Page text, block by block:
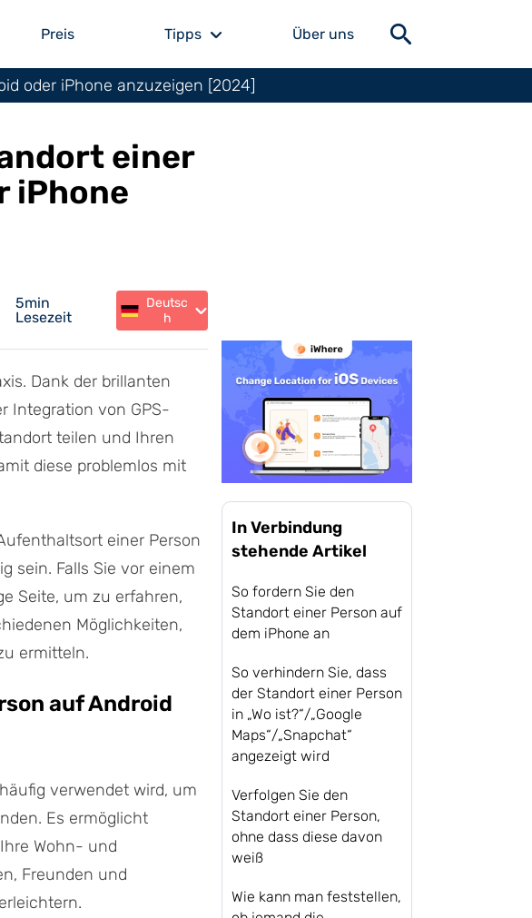
Preis Tipps Über uns
oder iPhone anzuzeigen [2024]
einer
iPhone
5min
Lesezeit
Deutsc
h
Dank der brillanten
Integration von GPS-
teilen und Ihren
diese problemlos mit
einer Person
sein. Falls Sie vor einem
Seite, um zu erfahren,
Möglichkeiten,
ermitteln.
auf Android
verwendet wird, um
Es ermöglicht
Wohn- und
Freunden und
In Verbindung
stehende Artikel
So fordern Sie den
Standort einer Person auf
dem iPhone an
So verhindern Sie, dass
der Standort einer Person
in „Wo ist?“/„Google
Maps“/„Snapchat“
angezeigt wird
Verfolgen Sie den
Standort einer Person,
ohne dass diese davon
weiß
Wie kann man feststellen,